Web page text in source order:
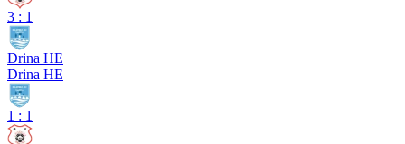
3 : 1
Drina HE
Drina HE
1 : 1